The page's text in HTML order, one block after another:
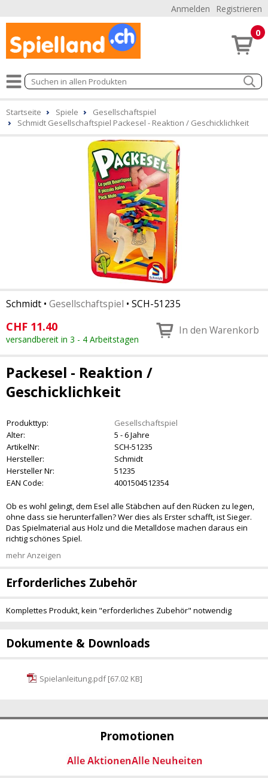
Anmelden Registrieren
0
Promotionen
Startseite Spiele
Gesellschaftspiel
Schmidt Gesellschaftspiel Packesel - Reaktion / Geschicklichkeit
Schmidt • Gesellschaftspiel • SCH-51235
CHF 11.40
versandbereit in 3 - 4 Arbeitstagen
In den Warenkorb
Packesel - Reaktion /
Geschicklichkeit
Produkttyp:
Gesellschaftspiel
Alter:
5 - 6 Jahre
ArtikelNr:
SCH-51235
Hersteller:
Schmidt
Hersteller Nr:
51235
EAN Code:
4001504512354
Ob es wohl gelingt, dem Esel alle Stäbchen auf den Rücken zu legen,
ohne dass sie herunterfallen? Wer dies als Erster schafft, ist Sieger.
Das Spielmaterial aus Holz und die Metalldose machen daraus ein
richtig schönes Spiel.
mehr Anzeigen
Erforderliches Zubehör
Komplettes Produkt, kein "erforderliches Zubehör" notwendig
Dokumente & Downloads
Spielanleitung.pdf [67.02 KB]